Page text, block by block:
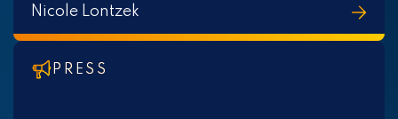
Nicole Lontzek
PRESS